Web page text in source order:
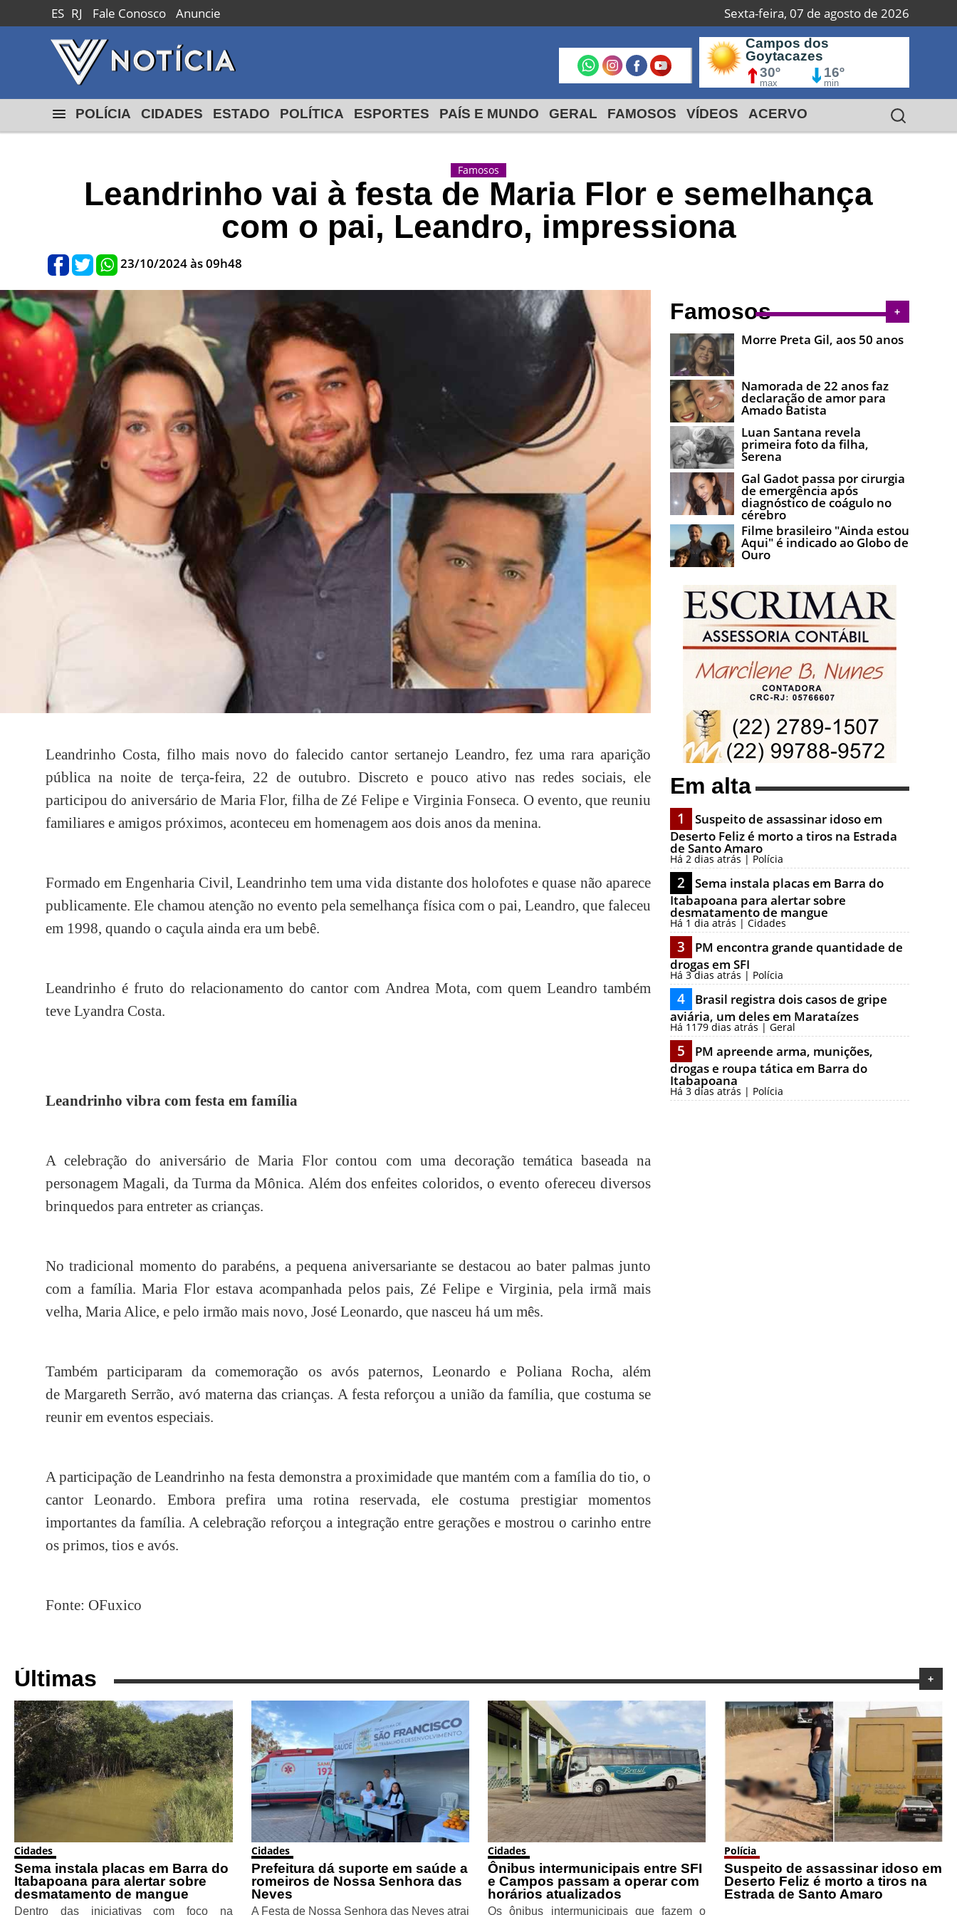
ES RJ Fale Conosco Anuncie Sexta-feira, 07 de agosto de 2026
Macaé
24º
max
18º
min
Campos dos
Goytacazes
30º
max
16º
min
Macaé
24º
max min
POLÍCIA CIDADES ESTADO POLÍTICA ESPORTES PAÍS E MUNDO GERAL FAMOSOS VÍDEOS ACERVO
Famosos
Leandrinho vai à festa de Maria Flor e semelhança
com o pai, Leandro, impressiona
23/10/2024 às 09h48
Leandrinho Costa, filho mais novo do falecido cantor sertanejo Leandro, fez uma rara aparição
pública na noite de terça-feira, 22 de outubro. Discreto e pouco ativo nas redes sociais, ele
participou do aniversário de Maria Flor, filha de Zé Felipe e Virginia Fonseca. O evento, que reuniu
familiares e amigos próximos, aconteceu em homenagem aos dois anos da menina.
Formado em Engenharia Civil, Leandrinho tem uma vida distante dos holofotes e quase não aparece
publicamente. Ele chamou atenção no evento pela semelhança física com o pai, Leandro, que faleceu
em 1998, quando o caçula ainda era um bebê.
Leandrinho é fruto do relacionamento do cantor com Andrea Mota, com quem Leandro também
teve Lyandra Costa.
Leandrinho vibra com festa em família
A celebração do aniversário de Maria Flor contou com uma decoração temática baseada na
personagem Magali, da Turma da Mônica. Além dos enfeites coloridos, o evento ofereceu diversos
brinquedos para entreter as crianças.
No tradicional momento do parabéns, a pequena aniversariante se destacou ao bater palmas junto
com a família. Maria Flor estava acompanhada pelos pais, Zé Felipe e Virginia, pela irmã mais
velha, Maria Alice, e pelo irmão mais novo, José Leonardo, que nasceu há um mês.
Também participaram da comemoração os avós paternos, Leonardo e Poliana Rocha, além
de Margareth Serrão, avó materna das crianças. A festa reforçou a união da família, que costuma se
reunir em eventos especiais.
A participação de Leandrinho na festa demonstra a proximidade que mantém com a família do tio, o
cantor Leonardo. Embora prefira uma rotina reservada, ele costuma prestigiar momentos
importantes da família. A celebração reforçou a integração entre gerações e mostrou o carinho entre
os primos, tios e avós.
Fonte: OFuxico
Famosos +
Morre Preta Gil, aos 50 anos
Namorada de 22 anos faz
declaração de amor para
Amado Batista
Luan Santana revela
primeira foto da filha,
Serena
Gal Gadot passa por cirurgia
de emergência após
diagnóstico de coágulo no
cérebro
Filme brasileiro "Ainda estou
Aqui" é indicado ao Globo de
Ouro
Em alta
1
Suspeito de assassinar idoso em
Deserto Feliz é morto a tiros na Estrada
de Santo Amaro
Há 2 dias atrás | Polícia
2
Sema instala placas em Barra do
Itabapoana para alertar sobre
desmatamento de mangue
Há 1 dia atrás | Cidades
3
PM encontra grande quantidade de
drogas em SFI
Há 3 dias atrás | Polícia
4
Brasil registra dois casos de gripe
aviária, um deles em Marataízes
Há 1179 dias atrás | Geral
5
PM apreende arma, munições,
drogas e roupa tática em Barra do
Itabapoana
Há 3 dias atrás | Polícia
Últimas +
Cidades
Sema instala placas em Barra do
Itabapoana para alertar sobre
desmatamento de mangue
Dentro das iniciativas com foco na
Cidades
Prefeitura dá suporte em saúde a
romeiros de Nossa Senhora das
Neves
A Festa de Nossa Senhora das Neves atrai
Cidades
Ônibus intermunicipais entre SFI
e Campos passam a operar com
horários atualizados
Os ônibus intermunicipais que fazem o
Polícia
Suspeito de assassinar idoso em
Deserto Feliz é morto a tiros na
Estrada de Santo Amaro